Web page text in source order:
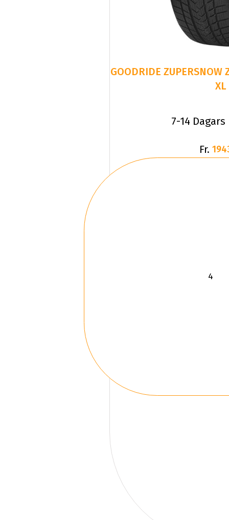
GOODRIDE
XL
7-14
Fr.